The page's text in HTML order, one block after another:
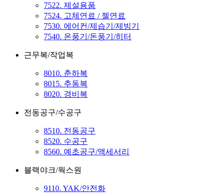
7522. 제설용품
7524. 고체연료 / 젤연료
7530. 에어컨/제습기/제빙기
7540. 온풍기/돈풍기/히터
근무복/작업복
8010. 춘하복
8015. 추동복
8020. 경비복
전동공구/수공구
8510. 전동공구
8520. 수공구
8560. 예초공구/액세서리
블랙야크/웍스원
9110. YAK/안전화